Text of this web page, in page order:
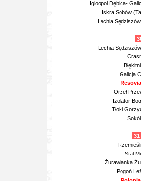
Igloopol Dębica-
Iskra Sobów
Lechia
Lechia
Galicja
Orzeł
Izolator
Tłoki
31
Stal
Żurawianka
Pogoń